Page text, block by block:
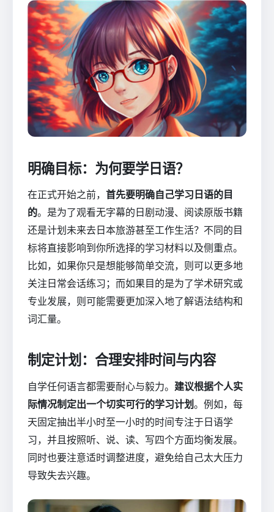
明确目标：为何要学日语？
在正式开始之前， 首先要明确自己学习日语的目
的。是为了观看无字幕的日剧动漫、阅读原版书籍
还是计划未来去日本旅游甚至工作生活？不同的目
标将直接影响到你所选择的学习材料以及侧重点。
比如，如果你只是想能够简单交流，则可以更多地
关注日常会话练习；而如果目的是为了学术研究或
专业发展，则可能需要更加深入地了解语法结构和
词汇量。
制定计划：合理安排时间与内容
自学任何语言都需要耐心与毅力。 建议根据个人实
际情况制定出一个切实可行的学习计划。例如，每
天固定抽出半小时至一小时的时间专注于日语学
习，并且按照听、说、读、写四个方面均衡发展。
同时也要注意适时调整进度，避免给自己太大压力
导致失去兴趣。